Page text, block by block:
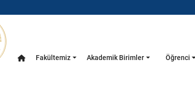
Anasayfa
Fakültemiz Akademik Birimler Öğrenci